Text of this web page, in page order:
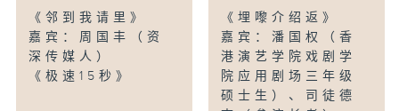
《邻到我请里》
嘉宾：周国丰（资
深传媒人）
《极速15秒》
《埋嚟介绍返》
嘉宾：潘国权（香
港演艺学院戏剧学
院应用剧场三年级
硕士生）、司徒德